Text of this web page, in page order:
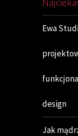
Ewa
design
Jak